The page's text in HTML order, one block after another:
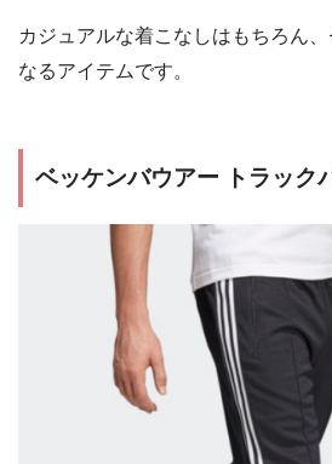
カジュアルな着こなしはもちろん
なるアイテムです。
ベッケンバウアー トラック